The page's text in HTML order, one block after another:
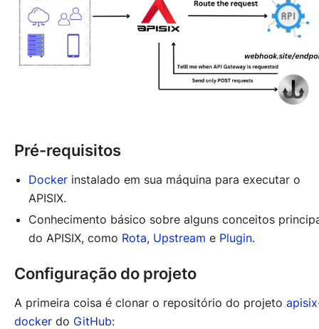
Pré-requisitos
Docker instalado em sua máquina para executar o
APISIX.
Conhecimento básico sobre alguns conceitos
do APISIX, como Rota, Upstream e Plugin.
Configuração do projeto
A primeira coisa é clonar o repositório do projeto
docker do GitHub: